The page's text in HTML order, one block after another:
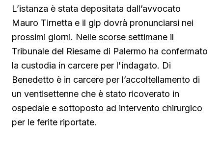
L’istanza è stata depositata dall’avvocato
Mauro Tirnetta e il gip dovrà pronunciarsi nei
prossimi giorni. Nelle scorse settimane il
Tribunale del Riesame di Palermo ha confermato
la custodia in carcere per l'indagato. Di
Benedetto è in carcere per l’accoltellamento di
un ventisettenne che è stato ricoverato in
ospedale e sottoposto ad intervento chirurgico
per le ferite riportate.